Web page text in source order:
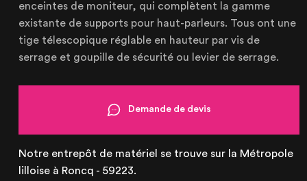
OUR AGENCY
OUR EXPERTISE
OUR ACCOMPANIMENT
OUR REALISATIONS
RENTAL PRODUCTS
PRODUCTS FOR SALE
enceintes de moniteur, qui complètent la gamme
existante de supports pour haut-parleurs. Tous ont une
tige télescopique réglable en hauteur par vis de
serrage et goupille de sécurité ou levier de serrage.
Demande de devis
Notre entrepôt de matériel se trouve sur la Métropole
lilloise à Roncq - 59223.